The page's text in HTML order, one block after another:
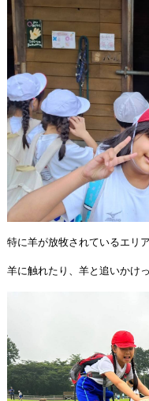
特に羊が放牧されているエリア
羊に触れたり、羊と追いかけ